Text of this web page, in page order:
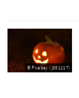
© Pixabay (j851217)